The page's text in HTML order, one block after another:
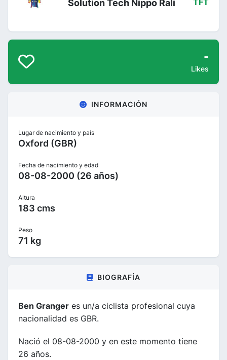
Solution Tech Nippo Rali TFT
-
Likes
INFORMACIÓN
Lugar de nacimiento y país
Oxford (GBR)
Fecha de nacimiento y edad
08-08-2000 (26 años)
Altura
183 cms
Peso
71 kg
BIOGRAFÍA
Ben Granger es un/a ciclista profesional cuya
nacionalidad es GBR.
Nació el 08-08-2000 y en este momento tiene
26 años.